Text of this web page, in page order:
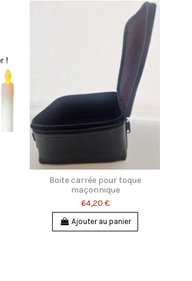
Boite carrée pour toque
maçonnique
64,20 €
Ajouter au panier